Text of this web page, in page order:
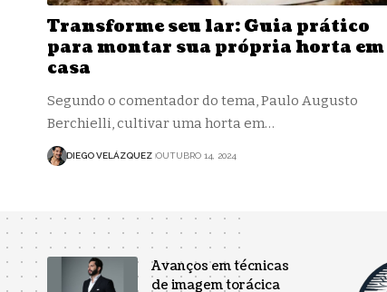
Transforme seu lar: Guia prático
para montar sua própria horta em
casa
Segundo o comentador do tema, Paulo Augusto
Berchielli, cultivar uma horta em…
DIEGO VELÁZQUEZ OUTUBRO 14, 2024
Avanços em técnicas
de imagem torácica